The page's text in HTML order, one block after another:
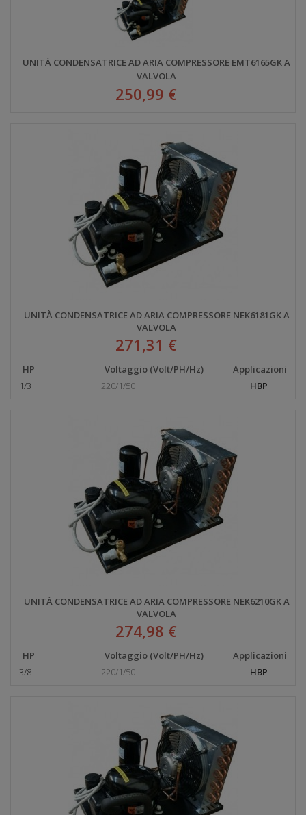
UNITÀ CONDENSATRICE AD ARIA COMPRESSORE EMT6165GK A
VALVOLA
250,99 €
UNITÀ CONDENSATRICE AD ARIA COMPRESSORE NEK6181GK A
VALVOLA
271,31 €
HP Voltaggio (Volt/PH/Hz)
Applicazioni
1/3
220/1/50 HBP
UNITÀ CONDENSATRICE AD ARIA COMPRESSORE NEK6210GK A
VALVOLA
274,98 €
HP Voltaggio (Volt/PH/Hz)
Applicazioni
3/8
220/1/50 HBP